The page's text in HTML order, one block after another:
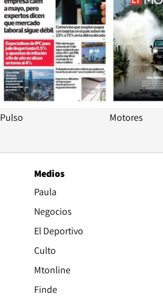
Pulso Motores
Medios
Paula
Negocios
El Deportivo
Culto
Mtonline
Finde